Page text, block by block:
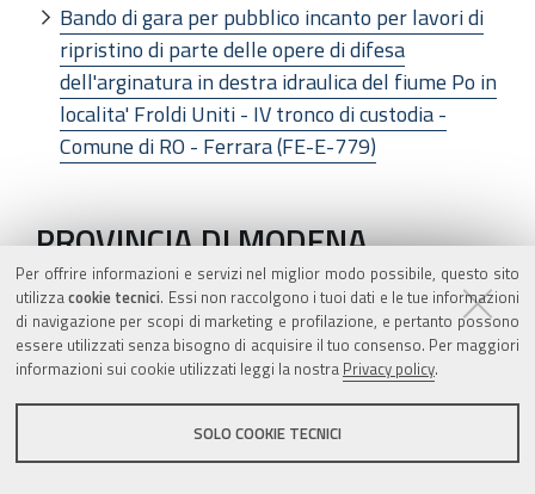
Per offrire informazioni e servizi nel miglior modo possibile, questo sito
utilizzacookie tecnici. Essi non raccolgono i tuoi dati e le tue informazioni
di navigazione per scopi di marketing e profilazione, e pertanto possono
essere utilizzati senza bisogno di acquisire il tuo consenso. Per maggiori
informazioni sui cookie utilizzati leggi la nostra Privacy policy.
SOLO COOKIE TECNICI
Bando di gara per pubblico incanto per lavori di
ripristino di parte delle opere di difesa
dell'arginatura in destra idraulica del fiume Po in
localita' Froldi Uniti - IV tronco di custodia -
Comune di RO - Ferrara (FE-E-779)
PROVINCIA DI MODENA
APPALTO
Bando di gara per pubblico incanto - Strade
provinciali della media e alta pianura: lavori di
manutenzione straordinaria dei piani stradali ed
opere complementari - Anno 2006